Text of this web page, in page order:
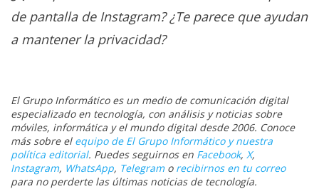
de pantalla de Instagram? ¿Te parece que ayudan
a mantener la privacidad?
El Grupo Informático es un medio de comunicación digital
especializado en tecnología, con análisis y noticias sobre
móviles, informática y el mundo digital desde 2006. Conoce
más sobre el equipo de El Grupo Informático y nuestra
política editorial. Puedes seguirnos en Facebook, X,
Instagram, WhatsApp, Telegramo recibirnos en tu correo
para no perderte las últimas noticias de tecnología.